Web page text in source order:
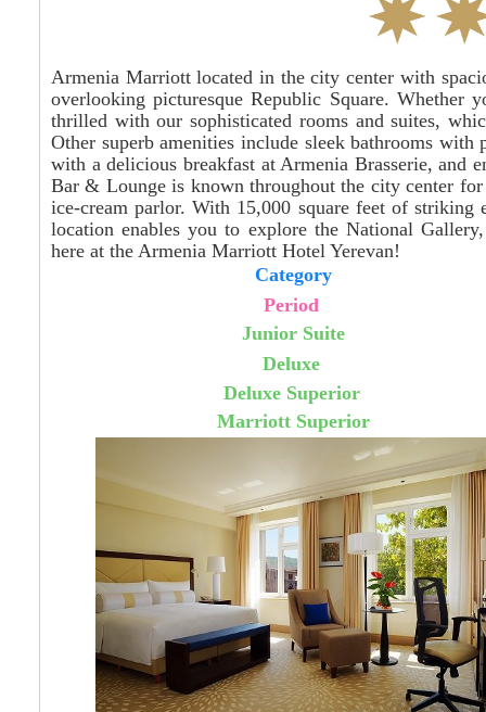
Armenia Marriott located in the city center with
overlooking picturesque Republic Square.
thrilled with our sophisticated rooms and suites,
Other superb amenities include sleek bathrooms
with a delicious breakfast at Armenia Brasserie, and
Bar & Lounge is known throughout the city center
ice-cream parlor. With 15,000 square feet of
location enables you to explore the National
here at the Armenia Marriott Hotel Yerevan!
Category
Period
Junior Suite
Deluxe
Deluxe Superior
Marriott Superior